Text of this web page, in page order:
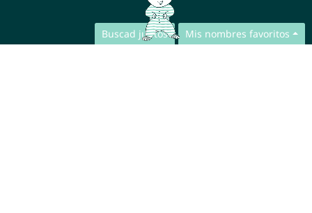
Buscad juntos Mis nombres favoritos